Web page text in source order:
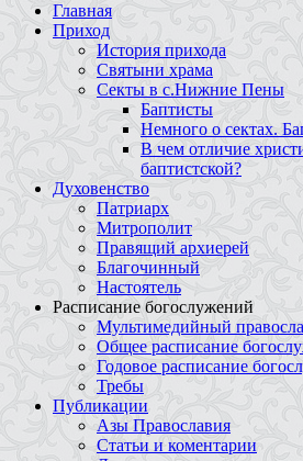
Главная
Приход
История прихода
Святыни храма
Секты в с.Нижние Пены
Баптисты
Немного о сектах.
В чем отличие
баптистской?
Духовенство
Патриарх
Митрополит
Правящий архиерей
Благочинный
Настоятель
Расписание богослужений
Мультимедийный
Общее расписание
Годовое расписание
Требы
Публикации
Азы Православия
Статьи и коментарии